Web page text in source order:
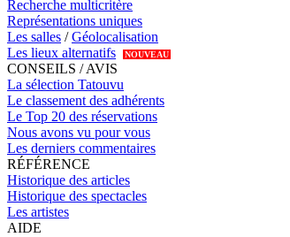
Recherche multicritère
Représentations uniques
Les salles /Géolocalisation
Les lieux alternatifs
NOUVEAU
CONSEILS / AVIS
La sélection Tatouvu
Le classement des adhérents
Le Top 20 des réservations
Nous avons vu pour vous
Les derniers commentaires
RÉFÉRENCE
Historique des articles
Historique des spectacles
Les artistes
AIDE